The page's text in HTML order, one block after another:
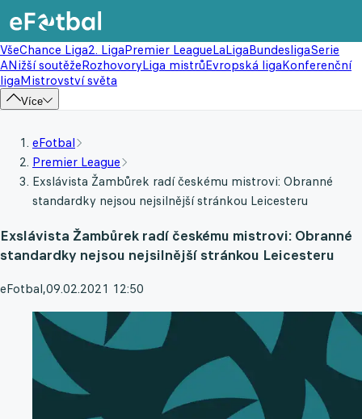
VšeChance Liga2. LigaPremier LeagueLaLigaBundesligaSerie
ANižší soutěžeRozhovoryLiga mistrůEvropská ligaKonferenční
ligaMistrovství světa
Více
eFotbal
Premier League
Exslávista Žambůrek radí českému mistrovi: Obranné
standardky nejsou nejsilnější stránkou Leicesteru
Exslávista Žambůrek radí českému mistrovi: Obranné
standardky nejsou nejsilnější stránkou Leicesteru
eFotbal,09.02.2021 12:50